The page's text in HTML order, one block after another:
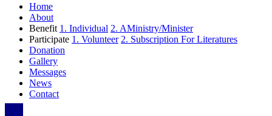
Home
About
Benefit 1. Individual 2. AMinistry/Minister
Participate 1. Volunteer 2. Subscription For Literatures
Donation
Gallery
Messages
News
Contact